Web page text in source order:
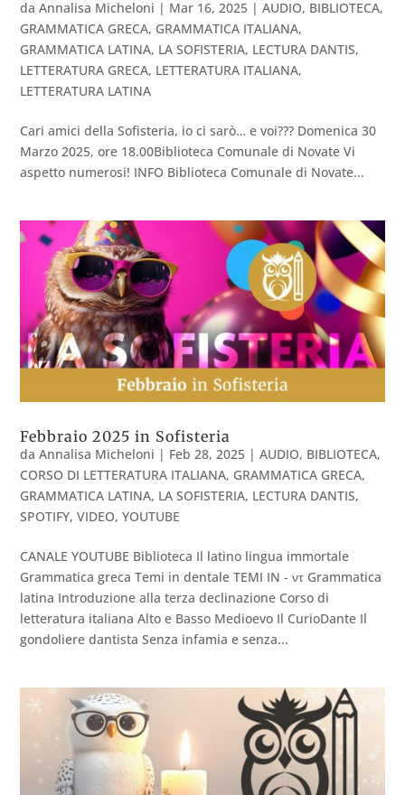
daAnnalisa Micheloni | Mar 16, 2025 |AUDIO, BIBLIOTECA,
GRAMMATICA GRECA, GRAMMATICA ITALIANA,
GRAMMATICA LATINA, LA SOFISTERIA, LECTURA DANTIS,
LETTERATURA GRECA, LETTERATURA ITALIANA,
LETTERATURA LATINA
Cari amici della Sofisteria, io ci sarò… e voi??? Domenica 30
Marzo 2025, ore 18.00Biblioteca Comunale di Novate Vi
aspetto numerosi! INFO Biblioteca Comunale di Novate...
Febbraio 2025 in Sofisteria
daAnnalisa Micheloni | Feb 28, 2025 |AUDIO, BIBLIOTECA,
CORSO DI LETTERATURA ITALIANA, GRAMMATICA GRECA,
GRAMMATICA LATINA, LA SOFISTERIA, LECTURA DANTIS,
SPOTIFY,VIDEO,YOUTUBE
CANALE YOUTUBE Biblioteca Il latino lingua immortale
Grammatica greca Temi in dentale TEMI IN - ντ Grammatica
latina Introduzione alla terza declinazione Corso di
letteratura italiana Alto e Basso Medioevo Il CurioDante Il
gondoliere dantista Senza infamia e senza...